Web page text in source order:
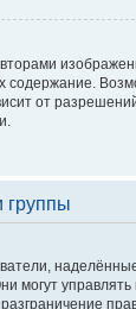
от
группы
могут управлять